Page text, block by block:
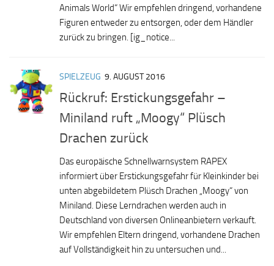
Animals World“ Wir empfehlen dringend, vorhandene
Figuren entweder zu entsorgen, oder dem Händler
zurück zu bringen. [ig_notice...
SPIELZEUG 9. AUGUST 2016
Rückruf: Erstickungsgefahr –
Miniland ruft „Moogy“ Plüsch
Drachen zurück
Das europäische Schnellwarnsystem RAPEX
informiert über Erstickungsgefahr für Kleinkinder bei
unten abgebildetem Plüsch Drachen „Moogy“ von
Miniland. Diese Lerndrachen werden auch in
Deutschland von diversen Onlineanbietern verkauft.
Wir empfehlen Eltern dringend, vorhandene Drachen
auf Vollständigkeit hin zu untersuchen und...